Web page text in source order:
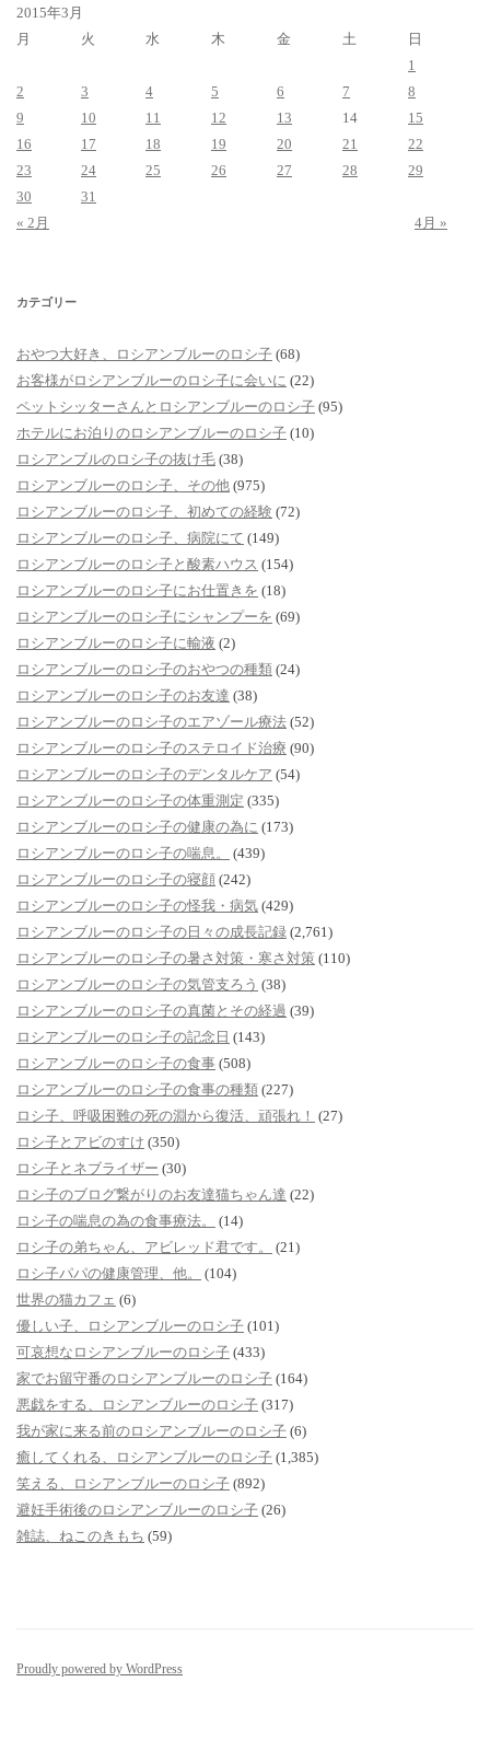
2015年3月
月
火 水 木 金 土
日
1
2
3 4 5 6 7
8
9
10 11 12 13 14
15
16
17 18 19 20 21
22
23
24 25 26 27 28
29
30
31
« 2月
4月 »
カテゴリー
おやつ大好き、ロシアンブルーのロシ子 (68)
お客様がロシアンブルーのロシ子に会いに (22)
ペットシッターさんとロシアンブルーのロシ子 (95)
ホテルにお泊りのロシアンブルーのロシ子 (10)
ロシアンブルのロシ子の抜け毛 (38)
ロシアンブルーのロシ子、その他 (975)
ロシアンブルーのロシ子、初めての経験 (72)
ロシアンブルーのロシ子、病院にて (149)
ロシアンブルーのロシ子と酸素ハウス (154)
ロシアンブルーのロシ子にお仕置きを (18)
ロシアンブルーのロシ子にシャンプーを (69)
ロシアンブルーのロシ子に輸液 (2)
ロシアンブルーのロシ子のおやつの種類 (24)
ロシアンブルーのロシ子のお友達 (38)
ロシアンブルーのロシ子のエアゾール療法 (52)
ロシアンブルーのロシ子のステロイド治療 (90)
ロシアンブルーのロシ子のデンタルケア (54)
ロシアンブルーのロシ子の体重測定 (335)
ロシアンブルーのロシ子の健康の為に (173)
ロシアンブルーのロシ子の喘息。
(439)
ロシアンブルーのロシ子の寝顔 (242)
ロシアンブルーのロシ子の怪我・病気 (429)
ロシアンブルーのロシ子の日々の成長記録 (2,761)
ロシアンブルーのロシ子の暑さ対策・寒さ対策 (110)
ロシアンブルーのロシ子の気管支ろう (38)
ロシアンブルーのロシ子の真菌とその経過 (39)
ロシアンブルーのロシ子の記念日 (143)
ロシアンブルーのロシ子の食事 (508)
ロシアンブルーのロシ子の食事の種類 (227)
ロシ子、呼吸困難の死の淵から復活、頑張れ！ (27)
ロシ子とアビのすけ (350)
ロシ子とネブライザー (30)
ロシ子のブログ繋がりのお友達猫ちゃん達 (22)
ロシ子の喘息の為の食事療法。
(14)
ロシ子の弟ちゃん、アビレッド君です。
(21)
ロシ子パパの健康管理、他。
(104)
世界の猫カフェ (6)
優しい子、ロシアンブルーのロシ子 (101)
可哀想なロシアンブルーのロシ子 (433)
家でお留守番のロシアンブルーのロシ子 (164)
悪戯をする、ロシアンブルーのロシ子 (317)
我が家に来る前のロシアンブルーのロシ子 (6)
癒してくれる、ロシアンブルーのロシ子 (1,385)
笑える、ロシアンブルーのロシ子 (892)
避妊手術後のロシアンブルーのロシ子 (26)
雑誌、ねこのきもち (59)
Proudly powered by WordPress